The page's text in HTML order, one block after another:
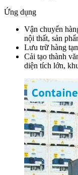
Ứng dụng
Vận chuyển
nội thất, sản
Lưu trữ hàng
Cải tạo thành
diện tích lớn,